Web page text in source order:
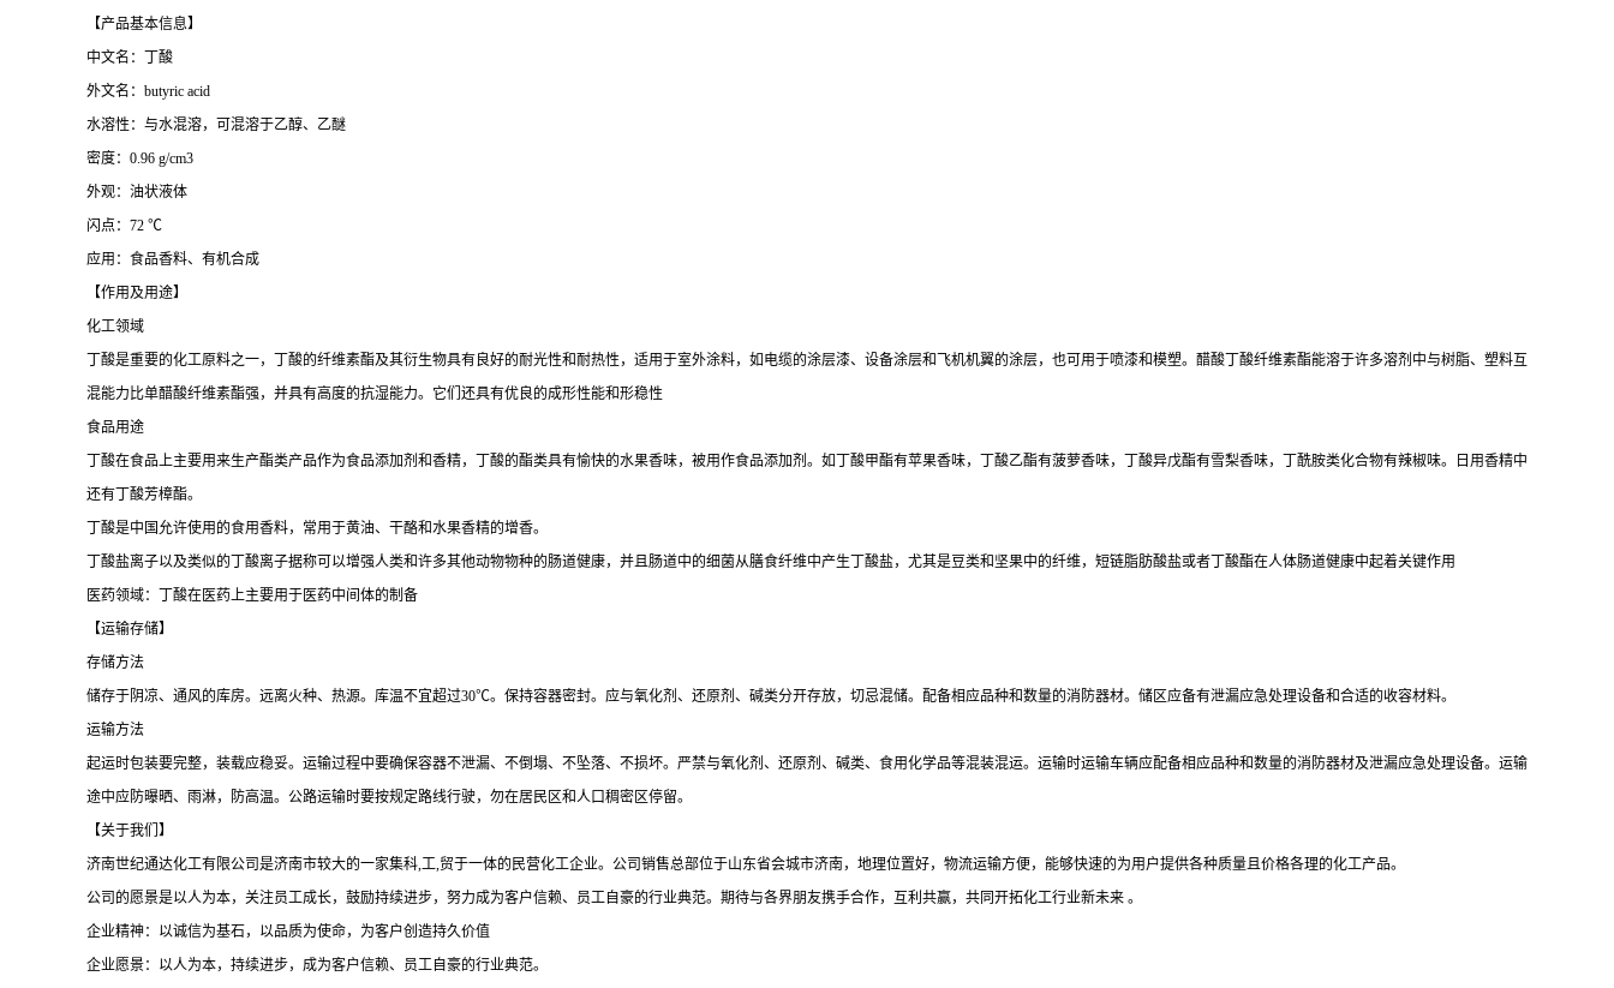
【产品基本信息】
中文名：丁酸
外文名：butyric acid
水溶性：与水混溶，可混溶于乙醇、乙醚
密度：0.96 g/cm3
外观：油状液体
闪点：72 ℃
应用：食品香料、有机合成
【作用及用途】
化工领域
丁酸是重要的化工原料之一，丁酸的纤维素酯及其衍生物具有良好的耐光性和耐热性，适用于室外涂料，如电缆的涂层漆、设备涂层和飞机机翼的涂层，也可用于喷漆和模塑。醋酸丁酸纤维素酯能溶于许多溶剂中与树脂、塑料互
混能力比单醋酸纤维素酯强，并具有高度的抗湿能力。它们还具有优良的成形性能和形稳性
食品用途
丁酸在食品上主要用来生产酯类产品作为食品添加剂和香精，丁酸的酯类具有愉快的水果香味，被用作食品添加剂。如丁酸甲酯有苹果香味，丁酸乙酯有菠萝香味，丁酸异戊酯有雪梨香味，丁酰胺类化合物有辣椒味。日用香精中
还有丁酸芳樟酯。
丁酸是中国允许使用的食用香料，常用于黄油、干酪和水果香精的增香。
丁酸盐离子以及类似的丁酸离子据称可以增强人类和许多其他动物物种的肠道健康，并且肠道中的细菌从膳食纤维中产生丁酸盐，尤其是豆类和坚果中的纤维，短链脂肪酸盐或者丁酸酯在人体肠道健康中起着关键作用
医药领域：丁酸在医药上主要用于医药中间体的制备
【运输存储】
存储方法
储存于阴凉、通风的库房。远离火种、热源。库温不宜超过30℃。保持容器密封。应与氧化剂、还原剂、碱类分开存放，切忌混储。配备相应品种和数量的消防器材。储区应备有泄漏应急处理设备和合适的收容材料。
运输方法
起运时包装要完整，装载应稳妥。运输过程中要确保容器不泄漏、不倒塌、不坠落、不损坏。严禁与氧化剂、还原剂、碱类、食用化学品等混装混运。运输时运输车辆应配备相应品种和数量的消防器材及泄漏应急处理设备。运输
途中应防曝晒、雨淋，防高温。公路运输时要按规定路线行驶，勿在居民区和人口稠密区停留。
【关于我们】
济南世纪通达化工有限公司是济南市较大的一家集科,工,贸于一体的民营化工企业。公司销售总部位于山东省会城市济南，地理位置好，物流运输方便，能够快速的为用户提供各种质量且价格各理的化工产品。
公司的愿景是以人为本，关注员工成长，鼓励持续进步，努力成为客户信赖、员工自豪的行业典范。期待与各界朋友携手合作，互利共赢，共同开拓化工行业新未来 。
企业精神：以诚信为基石，以品质为使命，为客户创造持久价值
企业愿景：以人为本，持续进步，成为客户信赖、员工自豪的行业典范。